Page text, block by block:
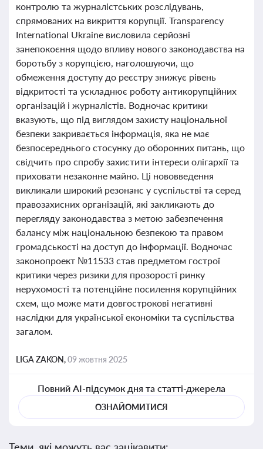
контролю та журналістських розслідувань,
спрямованих на викриття корупції. Transparency
International Ukraine висловила серйозні
занепокоєння щодо впливу нового законодавства на
боротьбу з корупцією, наголошуючи, що
обмеження доступу до реєстру знижує рівень
відкритості та ускладнює роботу антикорупційних
організацій і журналістів. Водночас критики
вказують, що під виглядом захисту національної
безпеки закривається інформація, яка не має
безпосереднього стосунку до оборонних питань, що
свідчить про спробу захистити інтереси олігархії та
приховати незаконне майно. Ці нововведення
викликали широкий резонанс у суспільстві та серед
правозахисних організацій, які закликають до
перегляду законодавства з метою забезпечення
балансу між національною безпекою та правом
громадськості на доступ до інформації. Водночас
законопроект №11533 став предметом гострої
критики через ризики для прозорості ринку
нерухомості та потенційне посилення корупційних
схем, що може мати довгострокові негативні
наслідки для української економіки та суспільства
загалом.
LIGA ZAKON,09 жовтня 2025
Повний AI-підсумок дня та статті-джерела
ОЗНАЙОМИТИСЯ